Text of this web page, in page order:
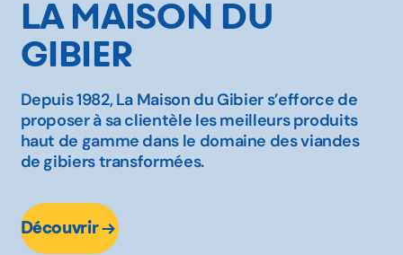
LA MAISON DU
GIBIER
Depuis 1982, La Maison du Gibier s’efforce de
proposer à sa clientèle les meilleurs produits
haut de gamme dans le domaine des viandes
de gibiers transformées.
Découvrir